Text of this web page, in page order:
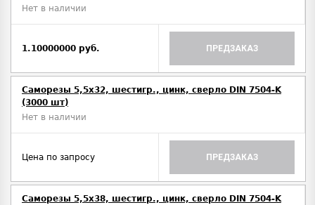
Нет в наличии
1.10000000 руб. ПРЕДЗАКАЗ
Саморезы 5,5х32, шестигр., цинк, сверло DIN 7504-K
(3000 шт)
Нет в наличии
Цена по запросу ПРЕДЗАКАЗ
Саморезы 5,5х38, шестигр., цинк, сверло DIN 7504-K